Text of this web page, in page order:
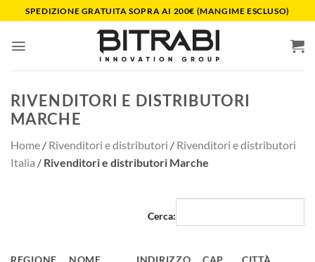
ai
contenuti
SPEDIZIONE GRATUITA SOPRA AI 200€ (MANGIME ESCLUSO)
RIVENDITORI E DISTRIBUTORI
MARCHE
Home / Rivenditori e distributori / Rivenditori e distributori
Italia / Rivenditori e distributori Marche
Cerca: